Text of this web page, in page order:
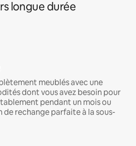
longue durée
meublés avec une
dont vous avez besoin pour
pendant un mois ou
de rechange parfaite à la sous-